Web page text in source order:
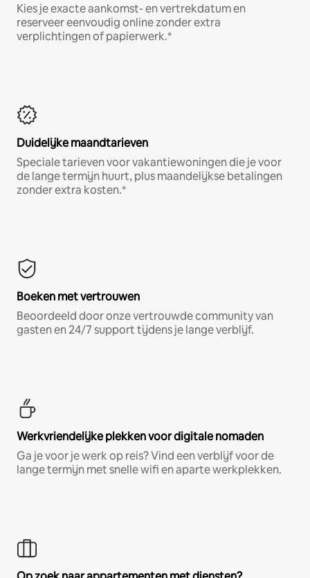
Kies je exacte aankomst- en vertrekdatum en
reserveer eenvoudig online zonder extra
verplichtingen of papierwerk.*
Duidelijke maandtarieven
Speciale tarieven voor vakantiewoningen die je voor
de lange termijn huurt, plus maandelijkse betalingen
zonder extra kosten.*
Boeken met vertrouwen
Beoordeeld door onze vertrouwde community van
gasten en 24/7 support tijdens je lange verblijf.
Werkvriendelijke plekken voor digitale nomaden
Ga je voor je werk op reis? Vind een verblijf voor de
lange termijn met snelle wifi en aparte werkplekken.